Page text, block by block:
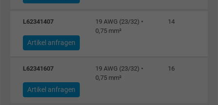
L62341407
19 AWG (23/32) •
0,75 mm²
14
Artikel anfragen
L62341607
19 AWG (23/32) •
0,75 mm²
16
Artikel anfragen